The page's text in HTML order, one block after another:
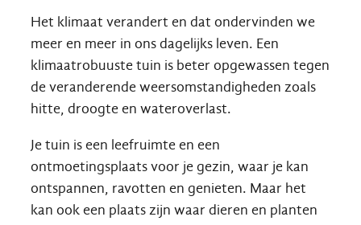
Het klimaat verandert en dat ondervinden we
meer en meer in ons dagelijks leven. Een
klimaatrobuuste tuin is beter opgewassen tegen
de veranderende weersomstandigheden zoals
hitte, droogte en wateroverlast.
Je tuin is een leefruimte en een
ontmoetingsplaats voor je gezin, waar je kan
ontspannen, ravotten en genieten. Maar het
kan ook een plaats zijn waar dieren en planten